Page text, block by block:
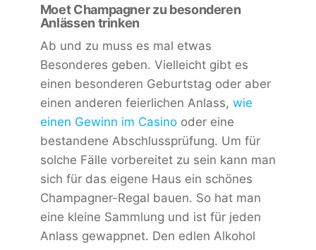
Moet Champagner zu besonderen
Anlässen trinken
Ab und zu muss es mal etwas
Besonderes geben. Vielleicht gibt es
einen besonderen Geburtstag oder aber
einen anderen feierlichen Anlass, wie
einen Gewinn im Casinooder eine
bestandene Abschlussprüfung. Um für
solche Fälle vorbereitet zu sein kann man
sich für das eigene Haus ein schönes
Champagner-Regal bauen. So hat man
eine kleine Sammlung und ist für jeden
Anlass gewappnet. Den edlen Alkohol